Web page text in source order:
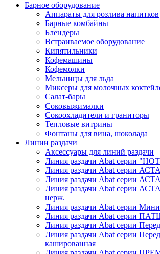
Барное оборудование
Аппараты для розлива напитков
Барные комбайны
Блендеры
Встраиваемое оборудование
Кипятильники
Кофемашины
Кофемолки
Мельницы для льда
Миксеры для молочных
Салат-бары
Соковыжималки
Сокоохладители и граниторы
Тепловые витрины
Фонтаны для вина, шоколада
Линии раздачи
Аксессуары для линий раздачи
Линия раздачи Abat серии
Линия раздачи Abat серии АСТА
Линия раздачи Abat серии
Линия раздачи Abat серии
нерж.
Линия раздачи Abat серии
Линия раздачи Abat серии
Линия раздачи Abat серии
Линия раздачи Abat серии
кашированная